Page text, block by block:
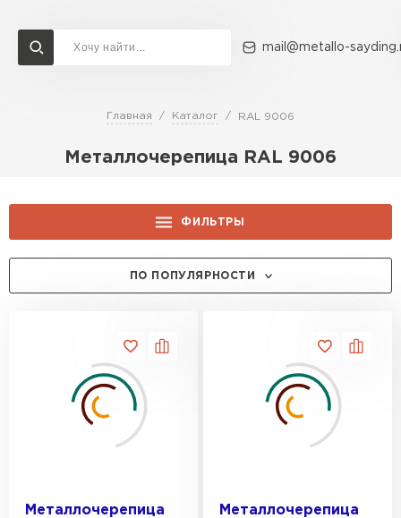
mail@metallo-
Главная Каталог RAL 9006
Металлочерепица RAL 9006
ФИЛЬТРЫ
0.45
ПРОИЗВОДИТЕЛЬ:
Grand Line
20
ПО ПОПУЛЯРНОСТИ
Металлочерепица
Металлочерепица
Доставка и оплата Акции О компании
ВСЕ ПРОИЗВОДИТЕЛИ